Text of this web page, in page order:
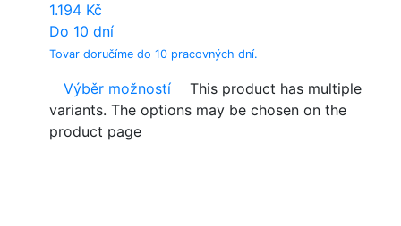
1.194 Kč
Do 10 dní
Tovar doručíme do 10 pracovných dní.
Výběr možností
This product has multiple
variants. The options may be chosen on the
product page